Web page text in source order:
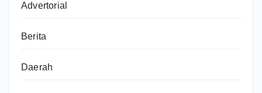
Advertorial
Berita
Daerah